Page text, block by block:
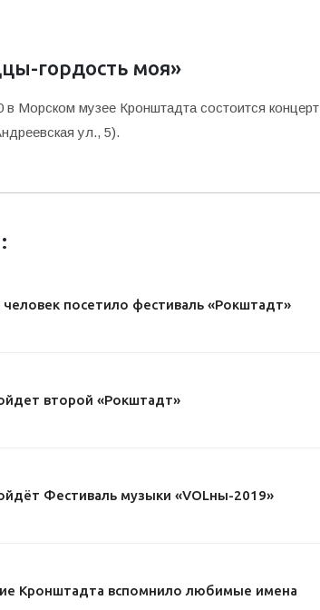
гордость моя»
в Морском музее Кронштадта состоится концерт
ул., 5).
посетило фестиваль «Рокштадт»
второй «Рокштадт»
Фестиваль музыки «VOLны-2019»
Кронштадта вспомнило любимые имена